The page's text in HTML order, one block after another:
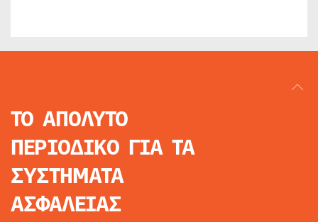
ΤΟ ΑΠΟΛΥΤΟ
ΠΕΡΙΟΔΙΚΟ ΓΙΑ ΤΑ
ΣΥΣΤΗΜΑΤΑ
ΑΣΦΑΛΕΙΑΣ